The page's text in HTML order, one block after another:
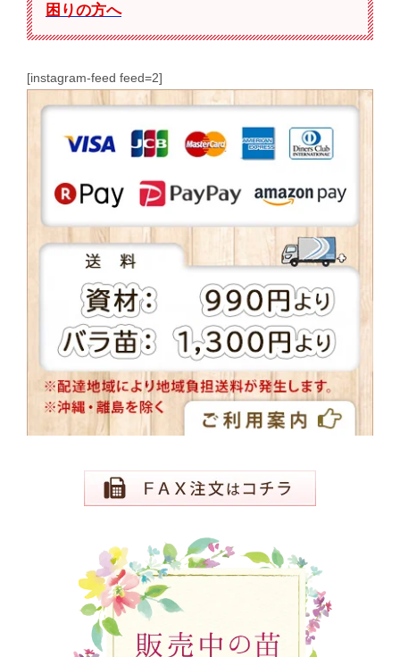
困りの方へ
[instagram-feed feed=2]